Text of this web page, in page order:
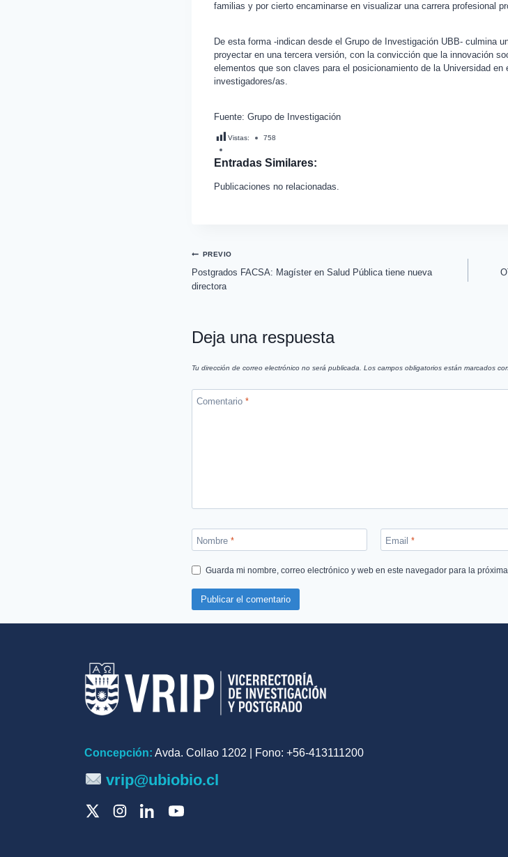
familias y por cierto encaminarse en visualizar una carrera profesional
De esta forma -indican desde el Grupo de Investigación UBB- culmina
proyectar en una tercera versión, con la convicción que la innovación
elementos que son claves para el posicionamiento de la Universidad
investigadores/as.
Fuente: Grupo de Investigación
Vistas: 758
Entradas Similares:
Publicaciones no relacionadas.
PREVIO
Postgrados FACSA: Magíster en Salud Pública tiene nueva
directora
Deja una respuesta
Tu dirección de correo electrónico no será publicada. Los campos obligatorios están marcados con
Comentario *
Nombre * Email *
Guarda mi nombre, correo electrónico y web en este navegador para la
Concepción: Avda. Collao 1202 | Fono: +56-413111200
vrip@ubiobio.cl